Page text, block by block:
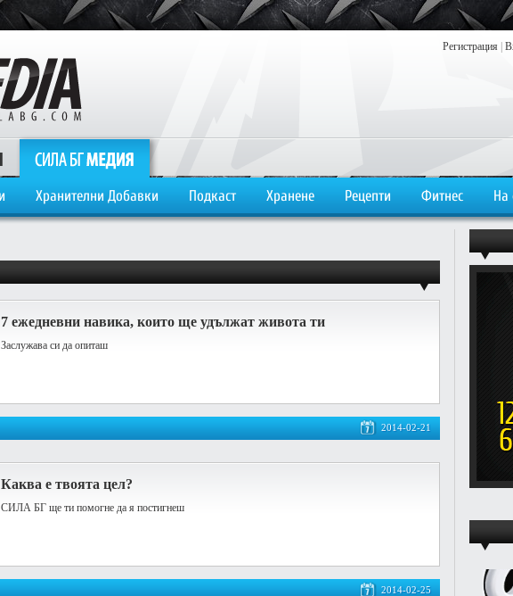
Регистрация
Хранителни Добавки Подкаст Хранене Рецепти Фитнес На
7 ежедневни навика, които ще удължат живота ти
Заслужава си да опиташ
2014-02-21
Каква е твоята цел?
СИЛА БГ ще ти помогне да я постигнеш
2014-02-25